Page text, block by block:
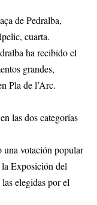
de Pedralba,
cuarta.
ha recibido el
grandes,
Pla de l’Arc.
las dos categorías
una votación popular
Exposición del
elegidas por el